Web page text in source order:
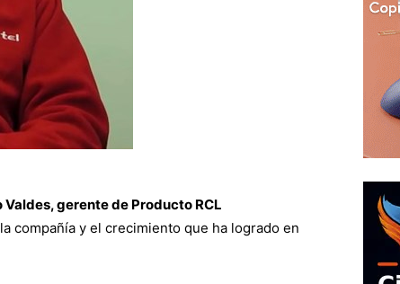
Valdes, gerente de Producto RCL
compañía y el crecimiento que ha logrado en